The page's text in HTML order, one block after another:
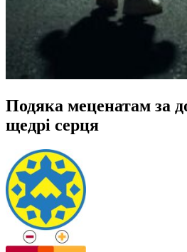
Подяка меценатам за
щедрі серця